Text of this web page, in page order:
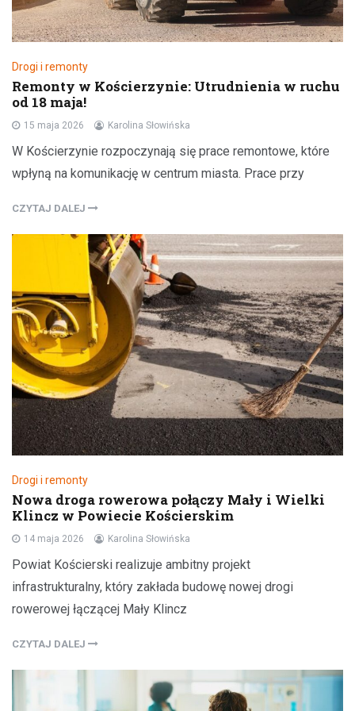
Drogi i remonty
Remonty w Kościerzynie: Utrudnienia w ruchu
od 18 maja!
15 maja 2026 Karolina Słowińska
W Kościerzynie rozpoczynają się prace remontowe, które
wpłyną na komunikację w centrum miasta. Prace przy
CZYTAJ DALEJ
Drogi i remonty
Nowa droga rowerowa połączy Mały i Wielki
Klincz w Powiecie Kościerskim
14 maja 2026 Karolina Słowińska
Powiat Kościerski realizuje ambitny projekt
infrastrukturalny, który zakłada budowę nowej drogi
rowerowej łączącej Mały Klincz
CZYTAJ DALEJ